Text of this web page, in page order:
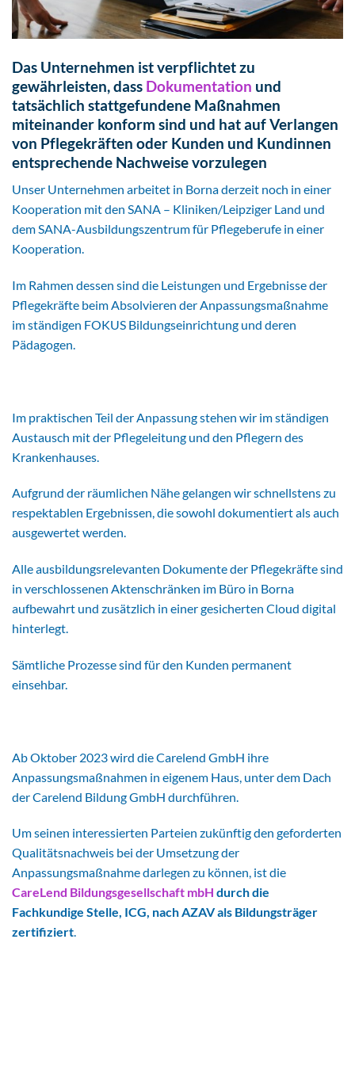
Das Unternehmen ist verpflichtet zu
gewährleisten, dass Dokumentation und
tatsächlich stattgefundene Maßnahmen
miteinander konform sind und hat auf Verlangen
von Pflegekräften oder Kunden und Kundinnen
entsprechende Nachweise vorzulegen
Unser Unternehmen arbeitet in Borna derzeit noch in einer
Kooperation mit den SANA – Kliniken/Leipziger Land und
dem SANA-Ausbildungszentrum für Pflegeberufe in einer
Kooperation.
Im Rahmen dessen sind die Leistungen und Ergebnisse der
Pflegekräfte beim Absolvieren der Anpassungsmaßnahme
im ständigen FOKUS Bildungseinrichtung und deren
Pädagogen.
Im praktischen Teil der Anpassung stehen wir im ständigen
Austausch mit der Pflegeleitung und den Pflegern des
Krankenhauses.
Aufgrund der räumlichen Nähe gelangen wir schnellstens zu
respektablen Ergebnissen, die sowohl dokumentiert als auch
ausgewertet werden.
Alle ausbildungsrelevanten Dokumente der Pflegekräfte sind
in verschlossenen Aktenschränken im Büro in Borna
aufbewahrt und zusätzlich in einer gesicherten Cloud digital
hinterlegt.
Sämtliche Prozesse sind für den Kunden permanent
einsehbar.
Ab Oktober 2023 wird die Carelend GmbH ihre
Anpassungsmaßnahmen in eigenem Haus, unter dem Dach
der Carelend Bildung GmbH durchführen.
Um seinen interessierten Parteien zukünftig den geforderten
Qualitätsnachweis bei der Umsetzung der
Anpassungsmaßnahme darlegen zu können, ist die
CareLend Bildungsgesellschaft mbH durch die
Fachkundige Stelle, ICG, nach AZAV als Bildungsträger
zertifiziert.